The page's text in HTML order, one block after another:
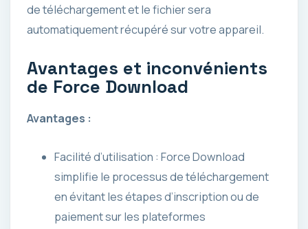
de téléchargement et le fichier sera
automatiquement récupéré sur votre appareil.
Avantages et inconvénients
de Force Download
Avantages :
Facilité d’utilisation : Force Download
simplifie le processus de téléchargement
en évitant les étapes d’inscription ou de
paiement sur les plateformes